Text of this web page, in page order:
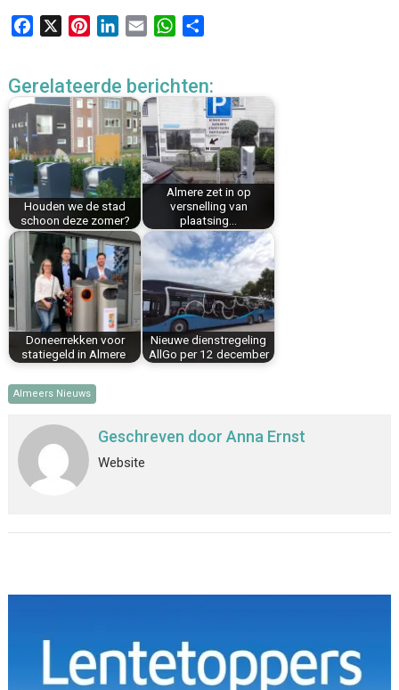
e
b
o
o
k
t
e
r
e
s
t
k
e
d
I
n
i
l
W
t
A
p
p
e
n
Gerelateerde berichten:
Houden we de stad
schoon deze zomer?
Almere zet in op
versnelling van
plaatsing…
Doneerrekken voor
statiegeld in Almere
Nieuwe dienstregeling
AllGo per 12 december
Almeers Nieuws
Geschreven doorAnna Ernst
Website